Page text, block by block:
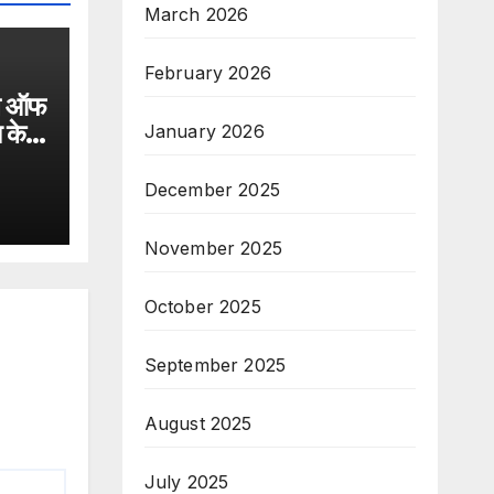
ऑफ
के
March 2026
February 2026
January 2026
December 2025
November 2025
October 2025
September 2025
August 2025
July 2025